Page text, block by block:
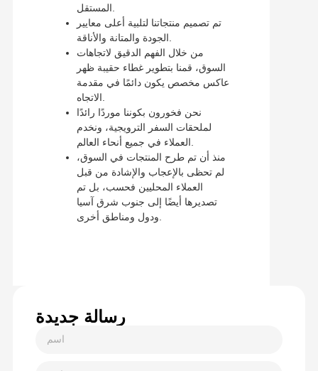
المستقل.
تم تصميم منتجاتنا لتلبية أعلى معايير
الجودة والمتانة والأناقة.
من خلال الفهم الدقيق لاتجاهات
السوق، قمنا بتطوير غطاء حقيبة ظهر
عاكس مخصص يكون دائمًا في مقدمة
الاتجاه.
نحن فخورون بكوننا موردًا رائدًا
لملحقات السفر الترويجية، ونخدم
العملاء في جميع أنحاء العالم.
منذ أن تم طرح المنتجات في السوق،
لم تحظى بالإعجاب والإشادة من قبل
العملاء المحليين فحسب، بل تم
تصديرها أيضًا إلى جنوب شرق آسيا
ودول ومناطق أخرى.
رسالة جديدة